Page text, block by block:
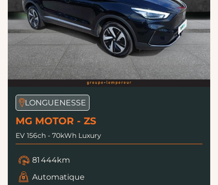
LONGUENESSE
MG MOTOR - ZS
EV 156ch - 70kWh Luxury
81 444km
Automatique